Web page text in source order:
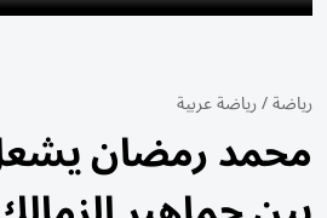
رياضة/رياضة عربية
محمد رمضان